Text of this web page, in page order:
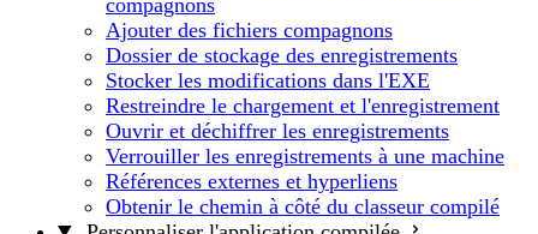
Ajouter des fichiers compagnons
Dossier de stockage des enregistrements
Stocker les modifications dans l'EXE
Restreindre le chargement et l'enregistrement
Ouvrir et déchiffrer les enregistrements
Verrouiller les enregistrements à une machine
Références externes et hyperliens
Obtenir le chemin à côté du classeur compilé